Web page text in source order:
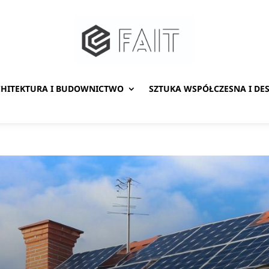
I BUDOWNICTWO SZTUKA WSPÓŁCZESNA I